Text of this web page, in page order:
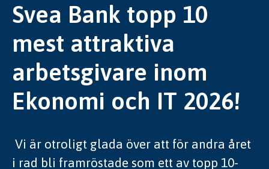
Svea Bank topp 10
mest attraktiva
arbetsgivare inom
Ekonomi och IT 2026!
Vi är otroligt glada över att för andra året
i rad bli framröstade som ett av topp 10-